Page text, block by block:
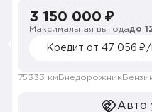
3 150 000 ₽
Максимальная выгодадо
Кредит от 47 056
75333 км Внедорожник
Авто